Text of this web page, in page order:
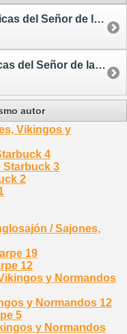
El Enemigo de Dios / Crónicas del Señor de la Guerra 2
El Rey del Invierno / Crónicas del Señor de la Guerra 1
autor
Vikingos y
4
Starbuck 3
2
/ Sajones,
19
12
y Normandos
y Normandos 12
5
y Normandos